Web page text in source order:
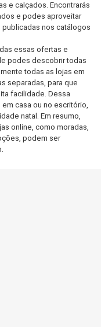
e calçados. Encontrarás
e podes aproveitar
nos catálogos
essas ofertas e
podes descobrir todas
todas as lojas em
separadas, para que
facilidade. Dessa
casa ou no escritório,
natal. Em resumo,
online, como moradas,
podem ser